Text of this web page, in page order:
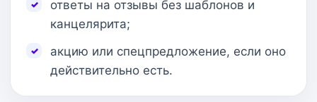
ответы на отзывы без шаблонов и
канцелярита;
акцию или спецпредложение, если оно
действительно есть.